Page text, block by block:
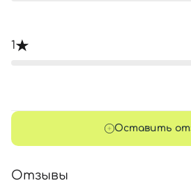
1
Оставить
Отзывы